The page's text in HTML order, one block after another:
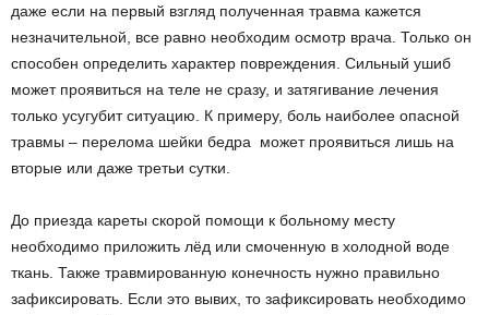
даже если на первый взгляд полученная травма кажется
незначительной, все равно необходим осмотр врача. Только он
способен определить характер повреждения. Сильный ушиб
может проявиться на теле не сразу, и затягивание лечения
только усугубит ситуацию. К примеру, боль наиболее опасной
травмы – перелома шейки бедра ­ может проявиться лишь на
вторые или даже третьи сутки.
До приезда кареты скорой помощи к больному месту
необходимо приложить лёд или смоченную в холодной воде
ткань. Также травмированную конечность нужно правильно
зафиксировать. Если это вывих, то зафиксировать необходимо